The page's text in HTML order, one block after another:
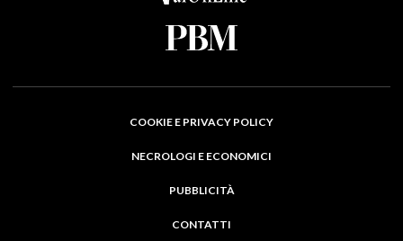
COOKIE E PRIVACY POLICY
NECROLOGI E ECONOMICI
PUBBLICITÀ
CONTATTI